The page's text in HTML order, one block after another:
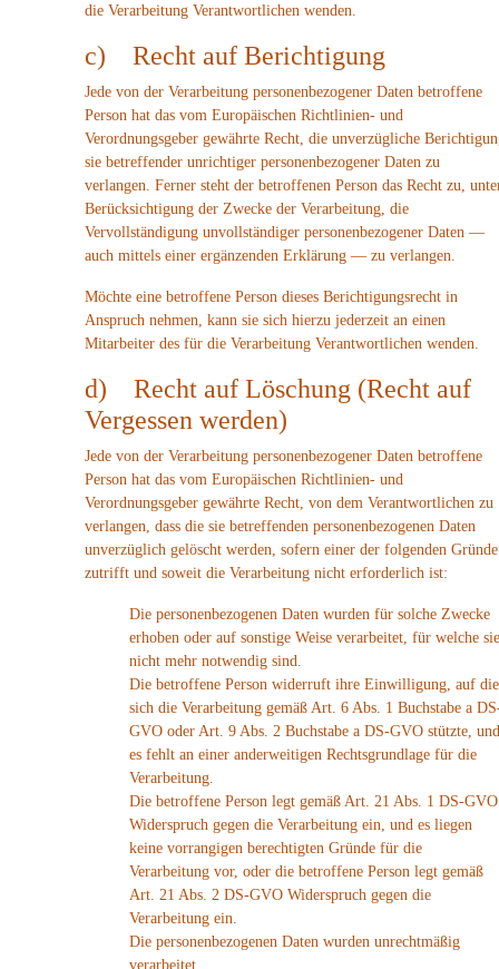
die Verarbeitung Verantwortlichen wenden.
c) Recht auf Berichtigung
Jede von der Verarbeitung personenbezogener Daten betroffene
Person hat das vom Europäischen Richtlinien- und
Verordnungsgeber gewährte Recht, die unverzügliche
sie betreffender unrichtiger personenbezogener Daten zu
verlangen. Ferner steht der betroffenen Person das Recht zu,
Berücksichtigung der Zwecke der Verarbeitung, die
Vervollständigung unvollständiger personenbezogener Daten —
auch mittels einer ergänzenden Erklärung — zu verlangen.
Möchte eine betroffene Person dieses Berichtigungsrecht in
Anspruch nehmen, kann sie sich hierzu jederzeit an einen
Mitarbeiter des für die Verarbeitung Verantwortlichen wenden.
d) Recht auf Löschung (Recht auf
Vergessen werden)
Jede von der Verarbeitung personenbezogener Daten betroffene
Person hat das vom Europäischen Richtlinien- und
Verordnungsgeber gewährte Recht, von dem Verantwortlichen zu
verlangen, dass die sie betreffenden personenbezogenen Daten
unverzüglich gelöscht werden, sofern einer der folgenden Gründe
zutrifft und soweit die Verarbeitung nicht erforderlich ist:
Die personenbezogenen Daten wurden für solche Zwecke
erhoben oder auf sonstige Weise verarbeitet, für welche sie
nicht mehr notwendig sind.
Die betroffene Person widerruft ihre Einwilligung, auf die
sich die Verarbeitung gemäß Art. 6 Abs. 1 Buchstabe a
GVO oder Art. 9 Abs. 2 Buchstabe a DS-GVO stützte, und
es fehlt an einer anderweitigen Rechtsgrundlage für die
Verarbeitung.
Die betroffene Person legt gemäß Art. 21 Abs. 1 DS-GVO
Widerspruch gegen die Verarbeitung ein, und es liegen
keine vorrangigen berechtigten Gründe für die
Verarbeitung vor, oder die betroffene Person legt gemäß
Art. 21 Abs. 2 DS-GVO Widerspruch gegen die
Verarbeitung ein.
Die personenbezogenen Daten wurden unrechtmäßig
verarbeitet.